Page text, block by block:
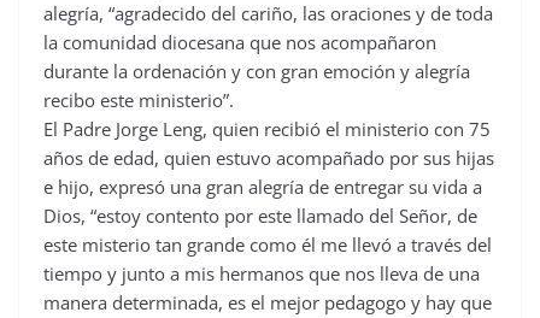
alegría, “agradecido del cariño, las oraciones y de toda
la comunidad diocesana que nos acompañaron
durante la ordenación y con gran emoción y alegría
recibo este ministerio”.
El Padre Jorge Leng, quien recibió el ministerio con 75
años de edad, quien estuvo acompañado por sus hijas
e hijo, expresó una gran alegría de entregar su vida a
Dios, “estoy contento por este llamado del Señor, de
este misterio tan grande como él me llevó a través del
tiempo y junto a mis hermanos que nos lleva de una
manera determinada, es el mejor pedagogo y hay que